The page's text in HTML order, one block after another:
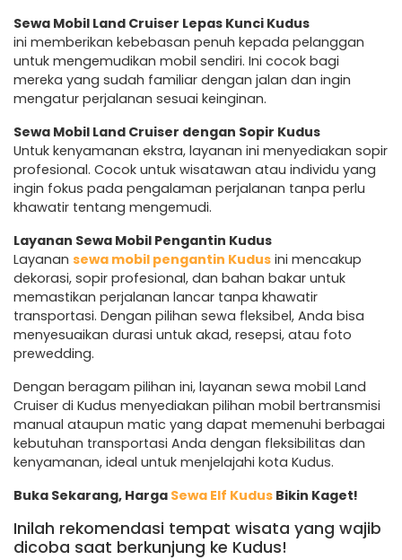
Sewa Mobil Land Cruiser Lepas Kunci Kudus
ini memberikan kebebasan penuh kepada pelanggan
untuk mengemudikan mobil sendiri. Ini cocok bagi
mereka yang sudah familiar dengan jalan dan ingin
mengatur perjalanan sesuai keinginan.
Sewa Mobil Land Cruiser dengan Sopir Kudus
Untuk kenyamanan ekstra, layanan ini menyediakan sopir
profesional. Cocok untuk wisatawan atau individu yang
ingin fokus pada pengalaman perjalanan tanpa perlu
khawatir tentang mengemudi.
Layanan Sewa Mobil Pengantin Kudus
Layanan sewa mobil pengantin Kudus ini mencakup
dekorasi, sopir profesional, dan bahan bakar untuk
memastikan perjalanan lancar tanpa khawatir
transportasi. Dengan pilihan sewa fleksibel, Anda bisa
menyesuaikan durasi untuk akad, resepsi, atau foto
prewedding.
Dengan beragam pilihan ini, layanan sewa mobil Land
Cruiser di Kudus menyediakan pilihan mobil bertransmisi
manual ataupun matic yang dapat memenuhi berbagai
kebutuhan transportasi Anda dengan fleksibilitas dan
kenyamanan, ideal untuk menjelajahi kota Kudus.
Buka Sekarang, Harga Sewa Elf Kudus Bikin Kaget!
Inilah rekomendasi tempat wisata yang wajib
dicoba saat berkunjung ke Kudus!